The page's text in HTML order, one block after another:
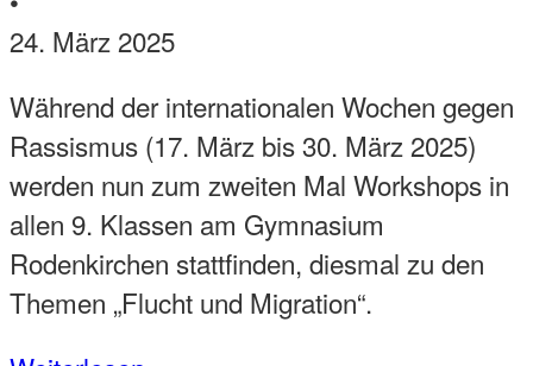
24. März 2025
Während der internationalen Wochen gegen
Rassismus (17. März bis 30. März 2025)
werden nun zum zweiten Mal Workshops in
allen 9. Klassen am Gymnasium
Rodenkirchen stattfinden, diesmal zu den
Themen „Flucht und Migration“.